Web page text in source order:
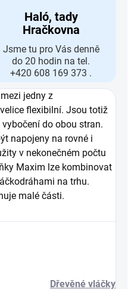
Haló, tady
Hračkovna
Jsme tu pro Vás denně
do 20 hodin na tel.
+420 608 169 373 .
jedny z
flexibilní. Jsou totiž
do obou stran.
napojeny na rovné i
v nekonečném počtu
Maxim lze kombinovat
na trhu.
malé části.
Dřevěné vláčky